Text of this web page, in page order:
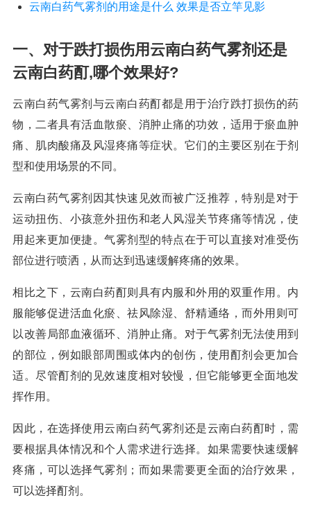
云南白药气雾剂的用途是什么 效果是否立竿见影
一、对于跌打损伤用云南白药气雾剂还是
云南白药酊,哪个效果好?
云南白药气雾剂与云南白药酊都是用于治疗跌打损伤的药
物，二者具有活血散瘀、消肿止痛的功效，适用于瘀血肿
痛、肌肉酸痛及风湿疼痛等症状。它们的主要区别在于剂
型和使用场景的不同。
云南白药气雾剂因其快速见效而被广泛推荐，特别是对于
运动扭伤、小孩意外扭伤和老人风湿关节疼痛等情况，使
用起来更加便捷。气雾剂型的特点在于可以直接对准受伤
部位进行喷洒，从而达到迅速缓解疼痛的效果。
相比之下，云南白药酊则具有内服和外用的双重作用。内
服能够促进活血化瘀、祛风除湿、舒精通络，而外用则可
以改善局部血液循环、消肿止痛。对于气雾剂无法使用到
的部位，例如眼部周围或体内的创伤，使用酊剂会更加合
适。尽管酊剂的见效速度相对较慢，但它能够更全面地发
挥作用。
因此，在选择使用云南白药气雾剂还是云南白药酊时，需
要根据具体情况和个人需求进行选择。如果需要快速缓解
疼痛，可以选择气雾剂；而如果需要更全面的治疗效果，
可以选择酊剂。